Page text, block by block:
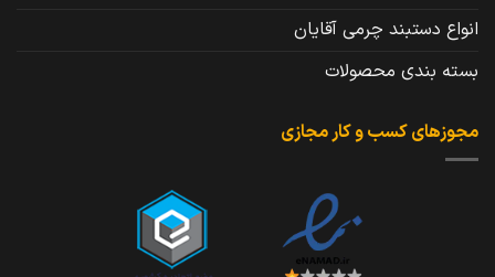
انواع دستبند چرمی آقایان
بسته بندی محصولات
مجوزهای کسب و کار مجازی